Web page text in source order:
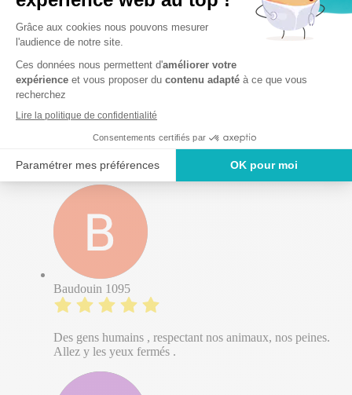
J’ai accompagné mon chat pour son dernier voyage
dans cette clinique, un moment extrêmement
douloureux… Nous avons pu avoir un rendez-vous en
dans l’urgence de la situation. La vétérinaire a été d’une
douceur et d’une délicatesse incroyables et nous a laissé
tout le temps dont nous avions besoin pour lui dire au
revoir, sans aucune précipitation. Dans des moments
aussi difficiles, c’est précieux de se sentir entouré de
personnes compatissantes, humaines et respectueuses
de notre peine. Merci du fond du cœur pour votre
accompagnement.
Baudouin 1095
Des gens humains , respectant nos animaux, nos peines.
Allez y les yeux fermés .